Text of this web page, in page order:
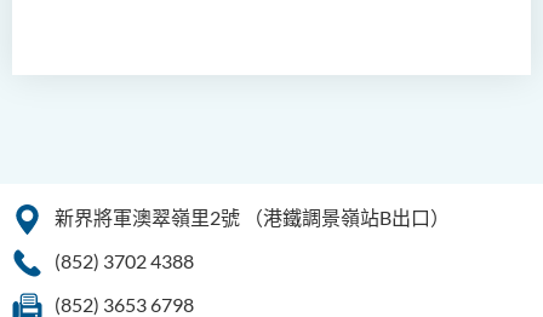
新界將軍澳翠嶺里2號
（港鐵調景嶺站B出口）
(852) 3702 4388
(852) 3653 6798